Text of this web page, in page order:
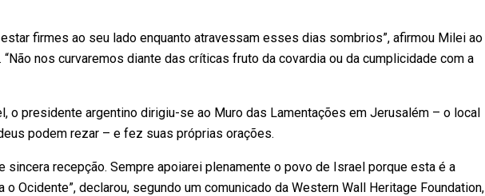
estar firmes ao seu lado enquanto atravessam esses dias sombrios”, afirmou Milei ao
nos curvaremos diante das críticas fruto da covardia ou da cumplicidade com a
o presidente argentino dirigiu-se ao Muro das Lamentações em Jerusalém – o local
podem rezar – e fez suas próprias orações.
sincera recepção. Sempre apoiarei plenamente o povo de Israel porque esta é a
o Ocidente”, declarou, segundo um comunicado da Western Wall Heritage Foundation,